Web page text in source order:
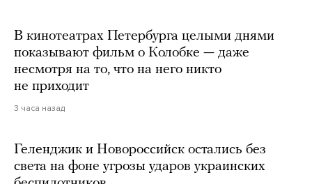
В кинотеатрах Петербурга целыми днями
показывают фильм о Колобке — даже
несмотря на то, что на него никто
не приходит
3 часа назад
Геленджик и Новороссийск остались без
света на фоне угрозы ударов украинских